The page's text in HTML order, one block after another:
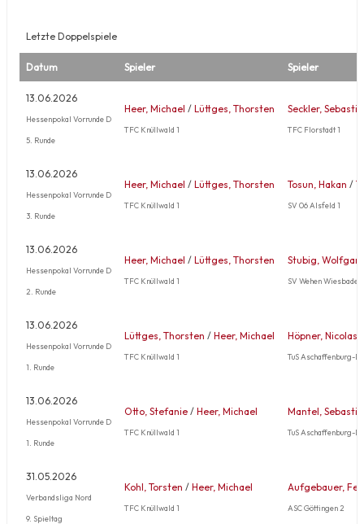
Letzte Doppelspiele
Datum Spieler Spieler
13.06.2026
Hessenpokal Vorrunde D
5. Runde
Heer, Michael / Lüttges, Thorsten
TFC Knüllwald 1
Seckler,
TFC Florstadt 1
13.06.2026
Hessenpokal Vorrunde D
3. Runde
Heer, Michael / Lüttges, Thorsten
TFC Knüllwald 1
Tosun, Hakan /
SV 06 Alsfeld 1
13.06.2026
Hessenpokal Vorrunde D
2. Runde
Heer, Michael / Lüttges, Thorsten
TFC Knüllwald 1
Stubig,
SV Wehen
13.06.2026
Hessenpokal Vorrunde D
1. Runde
Lüttges, Thorsten / Heer, Michael
TFC Knüllwald 1
Höpner, Nicolas
TuS Aschaffenburg-
13.06.2026
Hessenpokal Vorrunde D
1. Runde
Otto, Stefanie / Heer, Michael
TFC Knüllwald 1
Mantel,
TuS Aschaffenburg-
31.05.2026
Verbandsliga Nord
9. Spieltag
Kohl, Torsten / Heer, Michael
TFC Knüllwald 1
Aufgebauer,
ASC Göttingen 2